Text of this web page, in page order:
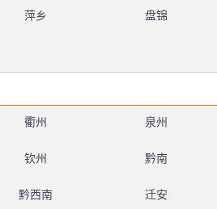
萍乡 盘锦
衢州 泉州
钦州 黔南
黔西南 迁安